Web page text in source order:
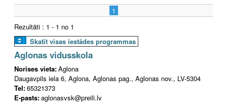
1
Rezultāti : 1 - 1 no 1
Skatīt visas iestādes programmas
Aglonas vidusskola
Norises vieta:Aglona
Daugavpils iela 6, Aglona, Aglonas pag., Aglonas nov., LV-5304
Tel:65321373
E-pasts:aglonasvsk@preili.lv